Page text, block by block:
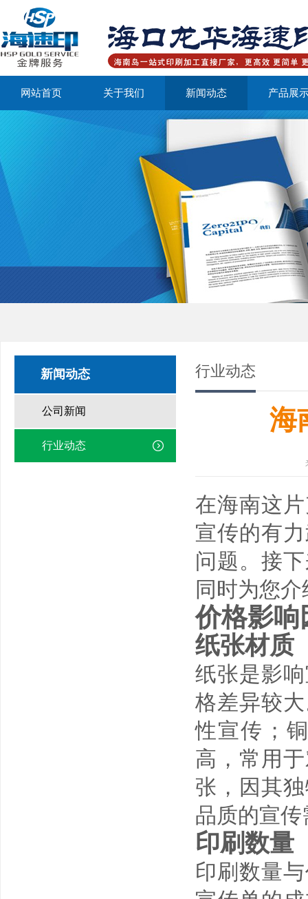
网站首页 关于我们 新闻动态 产品展
新闻动态
公司新闻
行业动态
行业动态
海
在海南这
宣传的有
问题。接
同时为您
价格影响
纸张材质
纸张是影
格差异较
性宣传；
高，常用
张，因其
品质的宣传
印刷数量
印刷数量